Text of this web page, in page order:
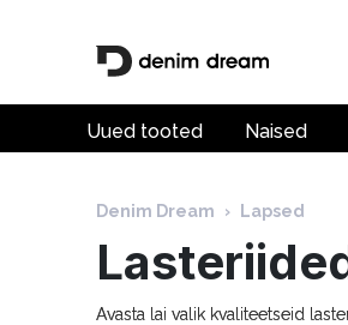
Uued tooted Naised
Denim Dream › Lapsed
Avasta lai valik kvaliteetseid